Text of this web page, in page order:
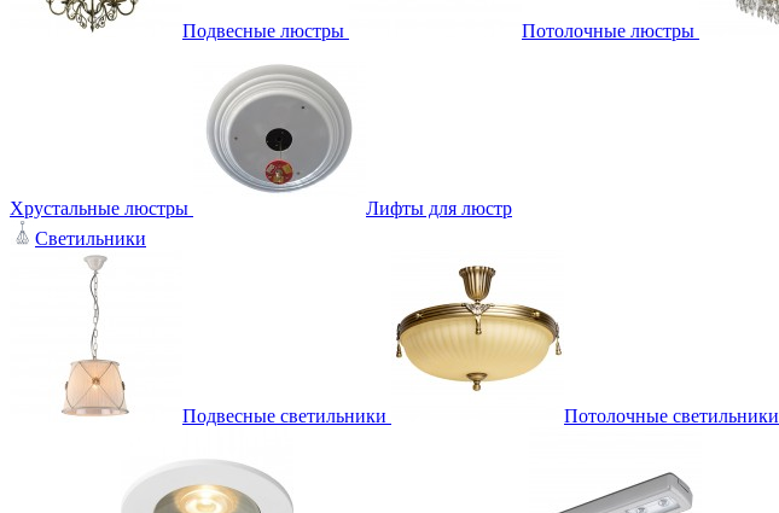
Подвесные люстры Потолочные люстры
Хрустальные люстры
Лифты для люстр
Светильники
Подвесные светильники Потолочные светильники